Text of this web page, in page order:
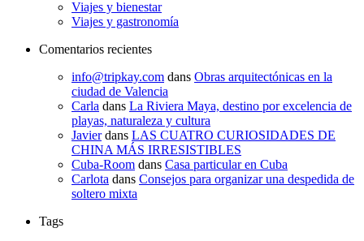
Viajes y bienestar
Viajes y gastronomía
Comentarios recientes
info@tripkay.com dans Obras arquitectónicas en la
ciudad de Valencia
Carla dans La Riviera Maya, destino por excelencia de
playas, naturaleza y cultura
Javierdans LAS CUATRO CURIOSIDADES DE
CHINA MÁS IRRESISTIBLES
Cuba-Room dans Casa particular en Cuba
Carlota dans Consejos para organizar una despedida de
soltero mixta
Tags